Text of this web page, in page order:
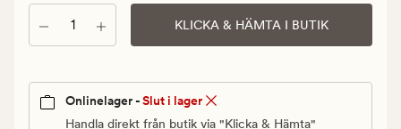
pris
50
Antal KLICKA & HÄMTA I BUTIK
Onlinelager -Slut i lager
Handla direkt från butik via "Klicka & Hämta"